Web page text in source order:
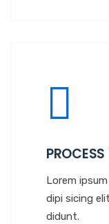
Lorem
dipi sicing
didunt.